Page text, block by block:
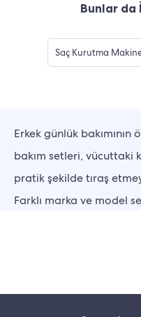
Bunlar
Saç Kurutma
Erkek günlük
bakım setleri, vücuttaki
pratik şekilde tıraş
Farklı marka ve model
bakım setleri bir